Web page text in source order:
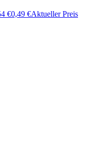
€0,49 €Aktueller Preis